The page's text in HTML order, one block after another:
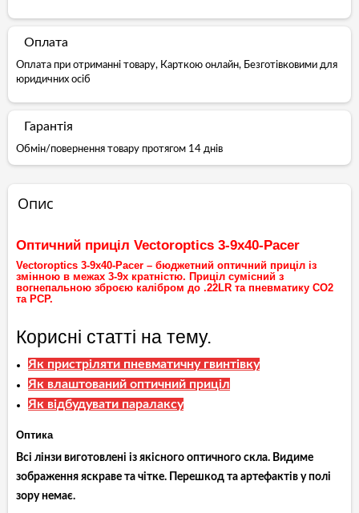
Оплата
Оплата при отриманні товару, Карткою онлайн, Безготівковими для
юридичних осіб
Гарантія
Обмін/повернення товару протягом 14 днів
Опис
Оптичний приціл Vectoroptics 3-9x40-Pacer
Vectoroptics 3-9x40-Pacer – бюджетний оптичний приціл із
змінною в межах 3-9х кратністю. Приціл сумісний з
вогнепальною зброєю калібром до .22LR та пневматику СО2
та РСР.
Корисні статті на тему.
Як пристріляти пневматичну гвинтівку
Як влаштований оптичний приціл
Як відбудувати паралаксу
Оптика
Всі лінзи виготовлені із якісного оптичного скла. Видиме
зображення яскраве та чітке. Перешкод та артефактів у полі
зору немає.